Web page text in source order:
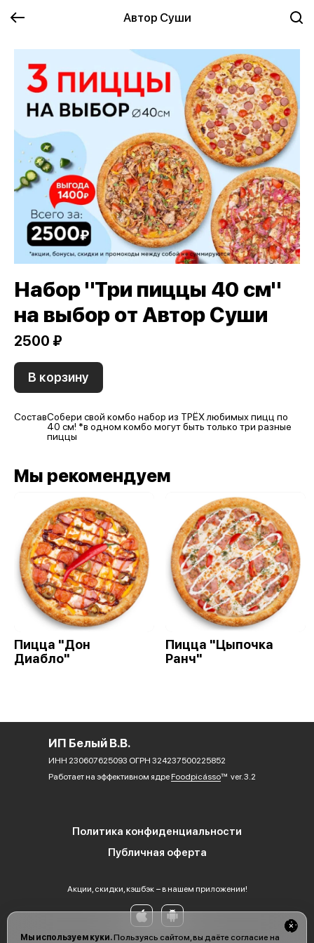
Автор Суши
Мы используем куки.Пользуясь сайтом, вы даёте согласие на
Набор "Три пиццы 40 см"
на выбор от Автор Суши
2500 ₽
В корзину
СоставСобери свой комбо набор из ТРЁХ любимых пицц по
40 см! *в одном комбо могут быть только три разные
пиццы
Мы рекомендуем
Пицца "Дон
Диабло"
Пицца "Цыпочка
Ранч"
ИП Белый В.В.
ИНН 230607625093 ОГРН 324237500225852
Работает на эффективном ядре Foodpicássover. 3.2
Политика конфиденциальности
Публичная оферта
Акции, скидки, кэшбэк − в нашем приложении!